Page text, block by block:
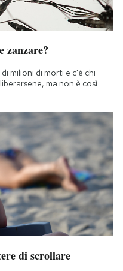
zanzare?
milioni di morti e c'è chi
ma non è così
di scrollare